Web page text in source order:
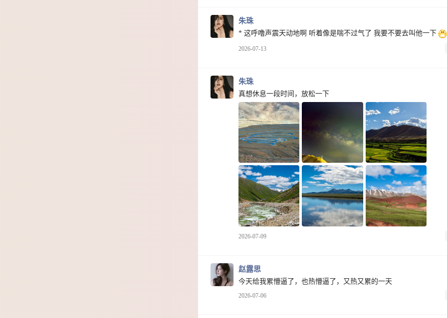
朱珠
* 这呼噜声震天动地啊 听着像是喘不过气了 我要不要去叫他一下
2026-07-13
朱珠
真想休息一段时间，放松一下
2026-07-09
赵露思
今天给我累懵逼了，也热懵逼了，又热又累的一天
2026-07-06